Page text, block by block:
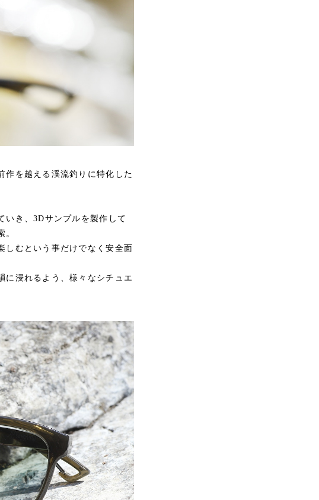
作を越える渓流釣りに特化した
いき、3Dサンプルを製作して
。
しむという事だけでなく安全面
に浸れるよう、様々なシチュエ